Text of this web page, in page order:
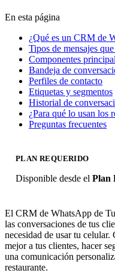
En esta página
¿Qué es un CRM de
Tipos de mensajes
Componentes
Bandeja de
Perfiles de contacto
Etiquetas y segmentos
Historial de
¿Para qué lo usan los
Preguntas frecuentes
PLAN REQUERIDO
Disponible desde el Plan
El CRM de WhatsApp de
las conversaciones de tus
necesidad de usar tu celular.
mejor a tus clientes, hacer
una comunicación
restaurante.